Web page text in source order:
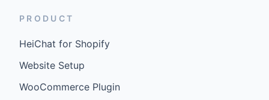
PRODUCT
HeiChat for Shopify
Website Setup
WooCommerce Plugin